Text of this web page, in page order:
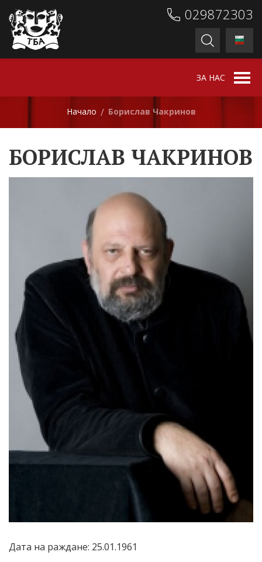
029872303
ЗА НАС
Начало / Борислав Чакринов
БОРИСЛАВ ЧАКРИНОВ
Дата на раждане: 25.01.1961